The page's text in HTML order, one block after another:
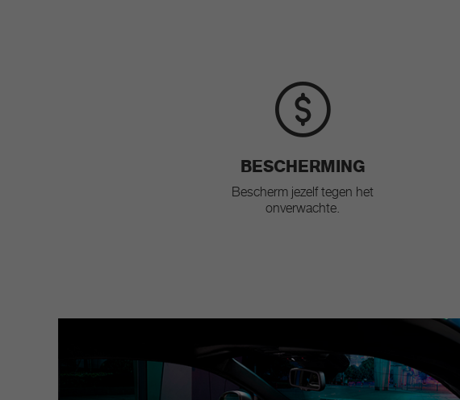
BESCHERMING
Bescherm jezelf tegen het
onverwachte.